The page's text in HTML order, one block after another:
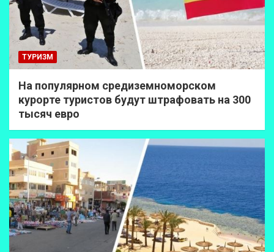
ТУРИЗМ
На популярном средиземноморском
курорте туристов будут штрафовать на 300
тысяч евро